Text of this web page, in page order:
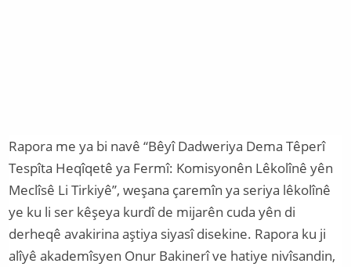
Rapora me ya bi navê “Bêyî Dadweriya Dema Têperî
Tespîta Heqîqetê ya Fermî: Komisyonên Lêkolînê yên
Meclîsê Li Tirkiyê’’, weşana çaremîn ya seriya lêkolînê
ye ku li ser kêşeya kurdî de mijarên cuda yên di
derheqê avakirina aştiya siyasî disekine. Rapora ku ji
alîyê akademîsyen Onur Bakinerî ve hatiye nivîsandin,